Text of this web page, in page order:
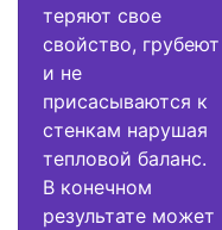
теряют свое
свойство, грубеют
и не
присасываются к
стенкам нарушая
тепловой баланс.
В конечном
результате может